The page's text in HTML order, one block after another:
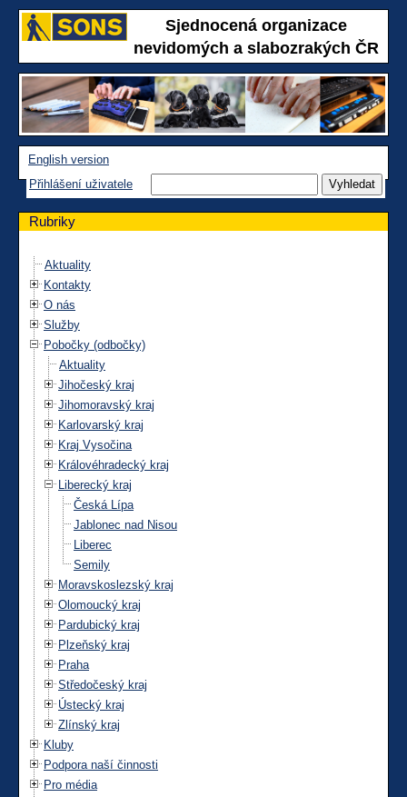
Sjednocená organizace
nevidomých a slabozrakých ČR
English version
Přihlášení uživatele
Rubriky
Aktuality
Kontakty
O nás
Služby
Pobočky (odbočky)
Aktuality
Jihočeský kraj
Jihomoravský kraj
Karlovarský kraj
Kraj Vysočina
Královéhradecký kraj
Liberecký kraj
Česká Lípa
Jablonec nad Nisou
Liberec
Semily
Moravskoslezský kraj
Olomoucký kraj
Pardubický kraj
Plzeňský kraj
Praha
Středočeský kraj
Ústecký kraj
Zlínský kraj
Kluby
Podpora naší činnosti
Pro média